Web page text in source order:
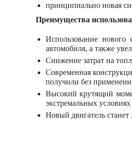
принципиально новая
Преимущества
Использование
автомобиля, а также
Снижение затрат на
Современная
получили без
Высокий крутящий
экстремальных
Новый двигатель